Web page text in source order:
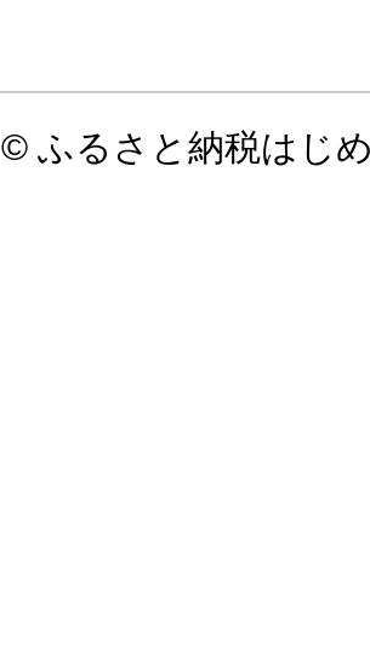
© ふるさと納税はじ